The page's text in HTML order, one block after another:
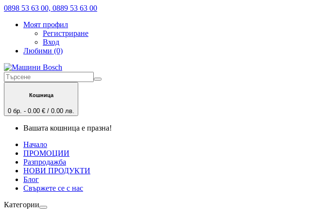
0898 53 63 00, 0889 53 63 00
Моят профил
Регистриране
Вход
Любими (0)
Кошница
0 бр. - 0.00 € / 0.00 лв.
Вашата кошница е празна!
Начало
ПРОМОЦИИ
Разпродажба
НОВИ ПРОДУКТИ
Блог
Свържете се с нас
Категории